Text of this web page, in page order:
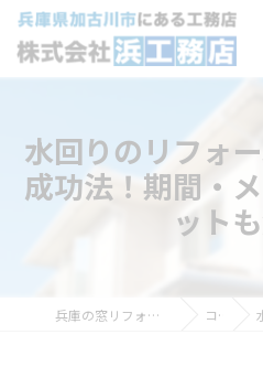
水回りのリフォ
成功法！期間・
ット
兵庫の窓リフォームなら株式会社浜工務店 コラム